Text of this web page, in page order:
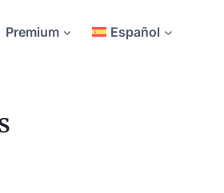
Premium Español